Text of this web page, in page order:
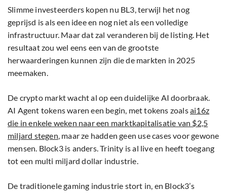
Slimme investeerders kopen nu BL3, terwijl het nog
geprijsd is als een idee en nog niet als een volledige
infrastructuur. Maar dat zal veranderen bij de listing. Het
resultaat zou wel eens een van de grootste
herwaarderingen kunnen zijn die de markten in 2025
meemaken.
De crypto markt wacht al op een duidelijke AI doorbraak.
AI Agent tokens waren een begin, met tokens zoalsai16z
die in enkele weken naar een marktkapitalisatie van $2,5
miljard stegen, maar ze hadden geen use cases voor gewone
mensen. Block3 is anders. Trinity is al live en heeft toegang
tot een multi miljard dollar industrie.
De traditionele gaming industrie stort in, en Block3’s